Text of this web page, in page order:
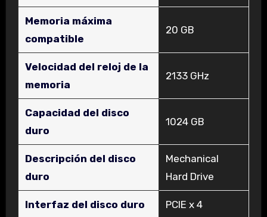
Memoria máxima
compatible
‎20 GB
Velocidad del reloj de la
memoria
‎2133 GHz
Capacidad del disco
duro
‎1024 GB
Descripción del disco
duro
‎Mechanical
Hard Drive
Interfaz del disco duro ‎PCIE x 4